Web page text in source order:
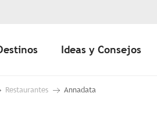
Ideas y Consejos
Restaurantes Annadata